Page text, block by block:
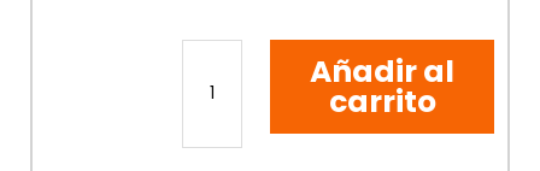
CAMARA
IP
Añadir al
carrito